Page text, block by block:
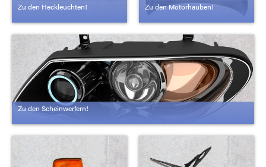
Zu den Heckleuchten! Zu den Motorhauben!
Zu den Scheinwerfern!